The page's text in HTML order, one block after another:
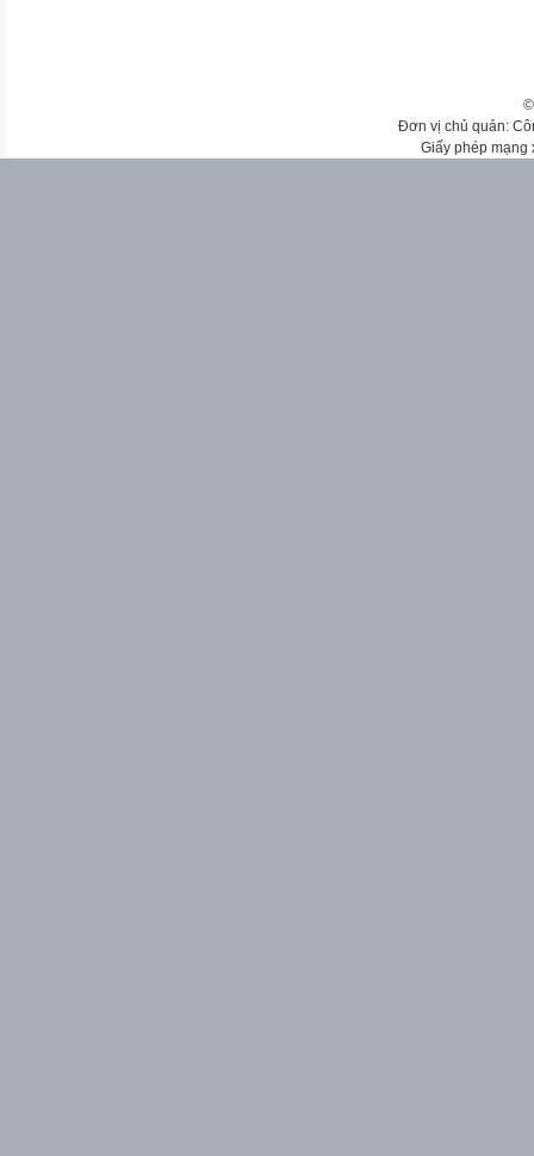
Đơn vị chủ quản:
Giấy phép mạng